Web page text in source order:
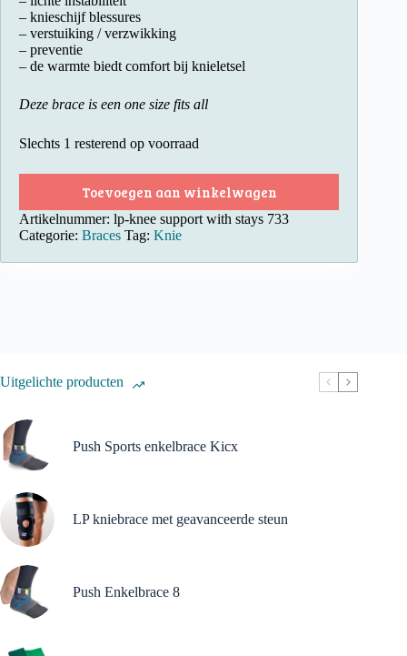
– knieschijf blessures
– verstuiking / verzwikking
– preventie
– de warmte biedt comfort bij knieletsel
Deze brace is een one size fits all
Slechts 1 resterend op voorraad
Toevoegen aan winkelwagen
Artikelnummer: lp-knee support with stays 733
Categorie: Braces Tag: Knie
Uitgelichte producten
Push Sports enkelbrace Kicx
LP kniebrace met geavanceerde steun
Push Enkelbrace 8